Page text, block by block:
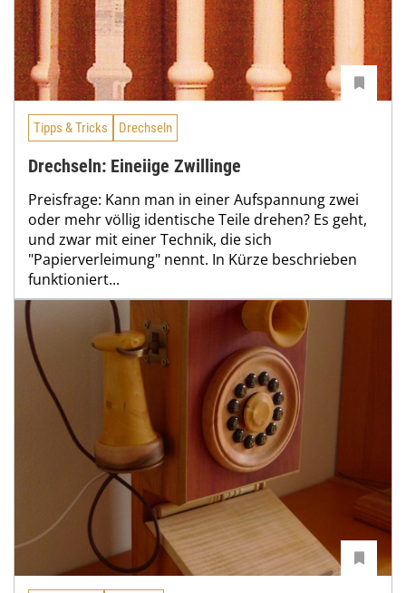
Tipps & Tricks Drechseln
Drechseln: Eineiige Zwillinge
Preisfrage: Kann man in einer Aufspannung zwei
oder mehr völlig identische Teile drehen? Es geht,
und zwar mit einer Technik, die sich
"Papierverleimung" nennt. In Kürze beschrieben
funktioniert...